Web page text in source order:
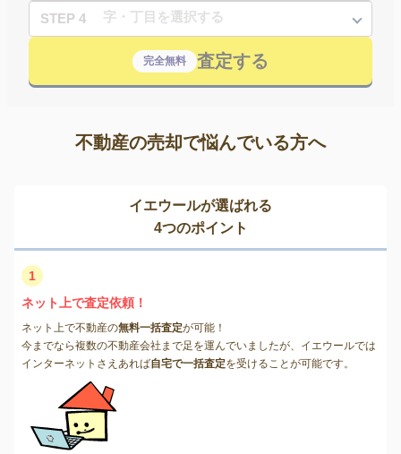
STEP 4
完全無料 査定する
不動産の売却で悩んでいる方へ
イエウールが選ばれる
4つのポイント
1
ネット上で査定依頼！
ネット上で不動産の無料一括査定が可能！
今までなら複数の不動産会社まで足を運んでいましたが、イエウールでは
インターネットさえあれば自宅で一括査定を受けることが可能です。